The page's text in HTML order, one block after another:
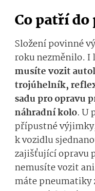
Co patří
Složení povinné
roku nezměnilo. I
musíte vozit
trojúhelník,
sadu pro opravu
náhradní kolo. U
přípustné
k vozidlu
zajišťující opravu
nemusíte vozit
máte